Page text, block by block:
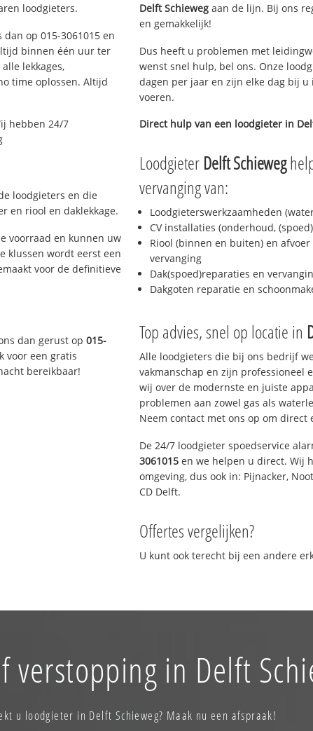
loodgieters.
op 015-3061015 en
binnen één uur ter
lekkages,
time oplossen. Altijd
hebben 24/7
loodgieters en die
en riool en daklekkage.
voorraad en kunnen uw
klussen wordt eerst een
voor de definitieve
dan gerust op015-
voor een gratis
bereikbaar!
Delft Schieweg aan de lijn. Bij ons
en gemakkelijk!
Dus heeft u problemen met
wenst snel hulp, bel ons. Onze
dagen per jaar en zijn elke dag bij
voeren.
Direct hulp van een loodgieter in
Loodgieter Delft Schieweg
vervanging van:
Loodgieterswerkzaamheden
CV installaties (onderhoud,
Riool (binnen en buiten) en
vervanging
Dak(spoed)reparaties en
Dakgoten reparatie en
Top advies, snel op locatie in
Alle loodgieters die bij ons bedrijf
vakmanschap en zijn professioneel
wij over de modernste en juiste
problemen aan zowel gas als
Neem contact met ons op om direct
De 24/7 loodgieter spoedservice
3061015 en we helpen u direct. Wij
omgeving, dus ook in: Pijnacker,
CD Delft.
Offertes vergelijken?
U kunt ook terecht bij een andere
verstopping in Delft
u loodgieter in Delft Schieweg? Maak nu een afspraak!